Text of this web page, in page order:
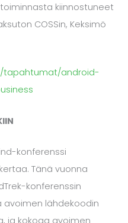
kiinnostuneet
COSSin, Keksimö
tapahtumat/android-
konferenssi
Tänä vuonna
konferenssin
lähdekoodin
ja kokoaa avoimen